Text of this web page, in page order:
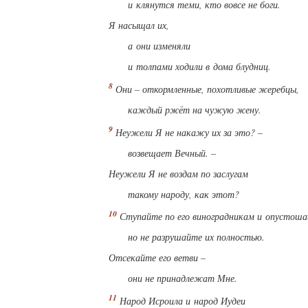
и клянутся теми, кто вовсе не боги.
Я насыщал их,
а они изменяли
и толпами ходили в дома блудниц.
Они – откормленные, похотливые жеребцы,
каждый ржёт на чужую жену.
Неужели Я не накажу их за это? –
возвещает Вечный. –
Неужели Я не воздам по заслугам
такому народу, как этот?
Ступайте по его виноградникам и
но не разрушайте их полностью.
Отсекайте его ветви –
они не принадлежат Мне.
Народ Исроила и народ Иудеи